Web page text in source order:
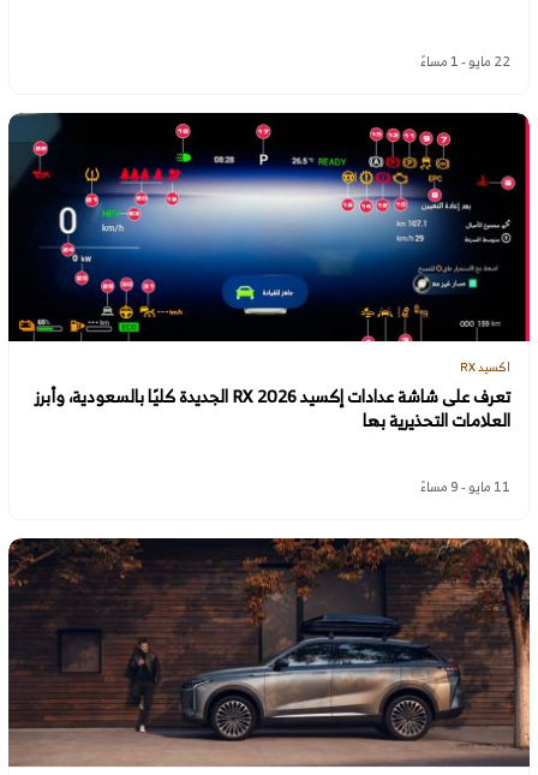
22 مايو - 1 مساءً
اكسيد RX
تعرف على شاشة عدادات إكسيد RX 2026 الجديدة كليًا بالسعودية، وأبرز
العلامات التحذيرية بها
11 مايو - 9 مساءً